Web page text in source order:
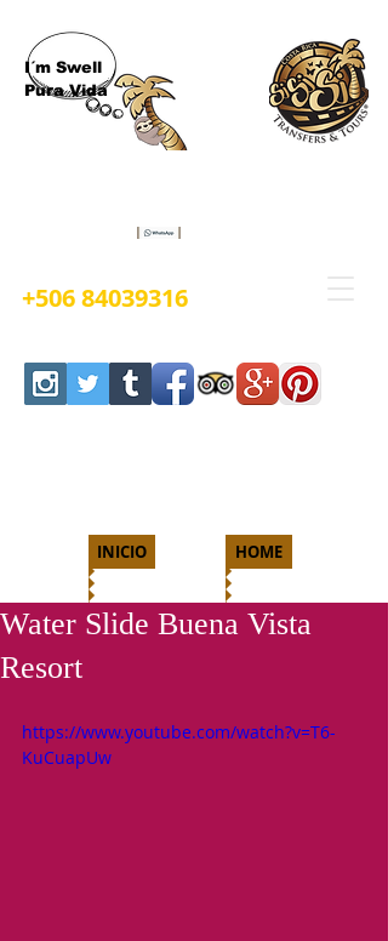
I´m Swell
Pura Vida
+506 84039316
INICIO HOME
Water Slide Buena Vista
Resort
https://www.youtube.com/watch?v=T6-
KuCuapUw